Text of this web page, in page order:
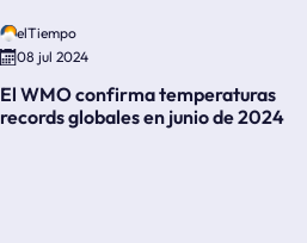
elTiempo
08 jul 2024
El WMO confirma temperaturas
records globales en junio de 2024